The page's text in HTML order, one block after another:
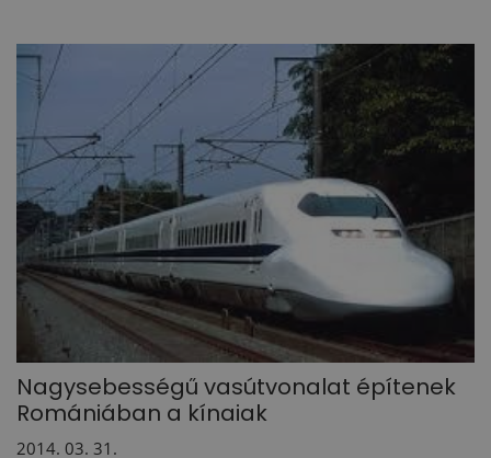
Nagysebességű vasútvonalat építenek
Romániában a kínaiak
2014. 03. 31.